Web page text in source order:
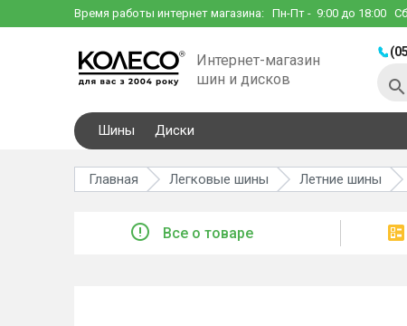
Время работы интернет магазина: Пн-Пт - 9:00 до 18:00 Сб
Интернет-магазин
шин и дисков
Шины Диски
Главная Легковые шины Летние шины
Все о товаре